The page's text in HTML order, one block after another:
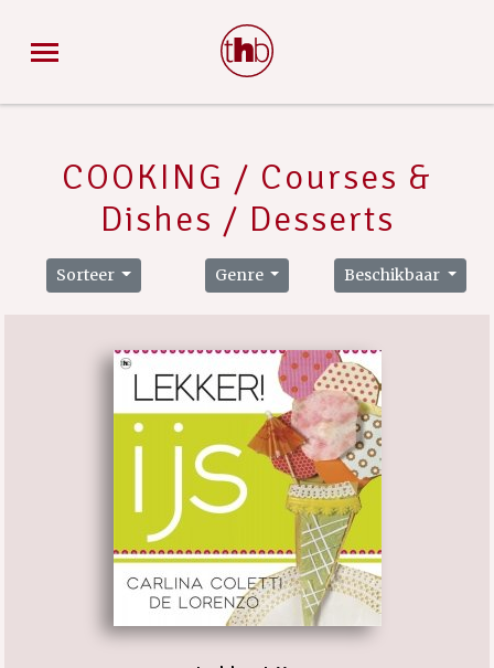
COOKING / Courses &
Dishes / Desserts
Sorteer Genre Beschikbaar